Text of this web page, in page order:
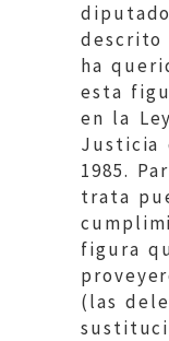
descrito
ha
esta
en la
Justicia
1985.
trata
figura
(las